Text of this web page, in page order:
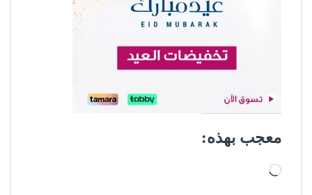
معجب بهذه:
جاري التحميل…